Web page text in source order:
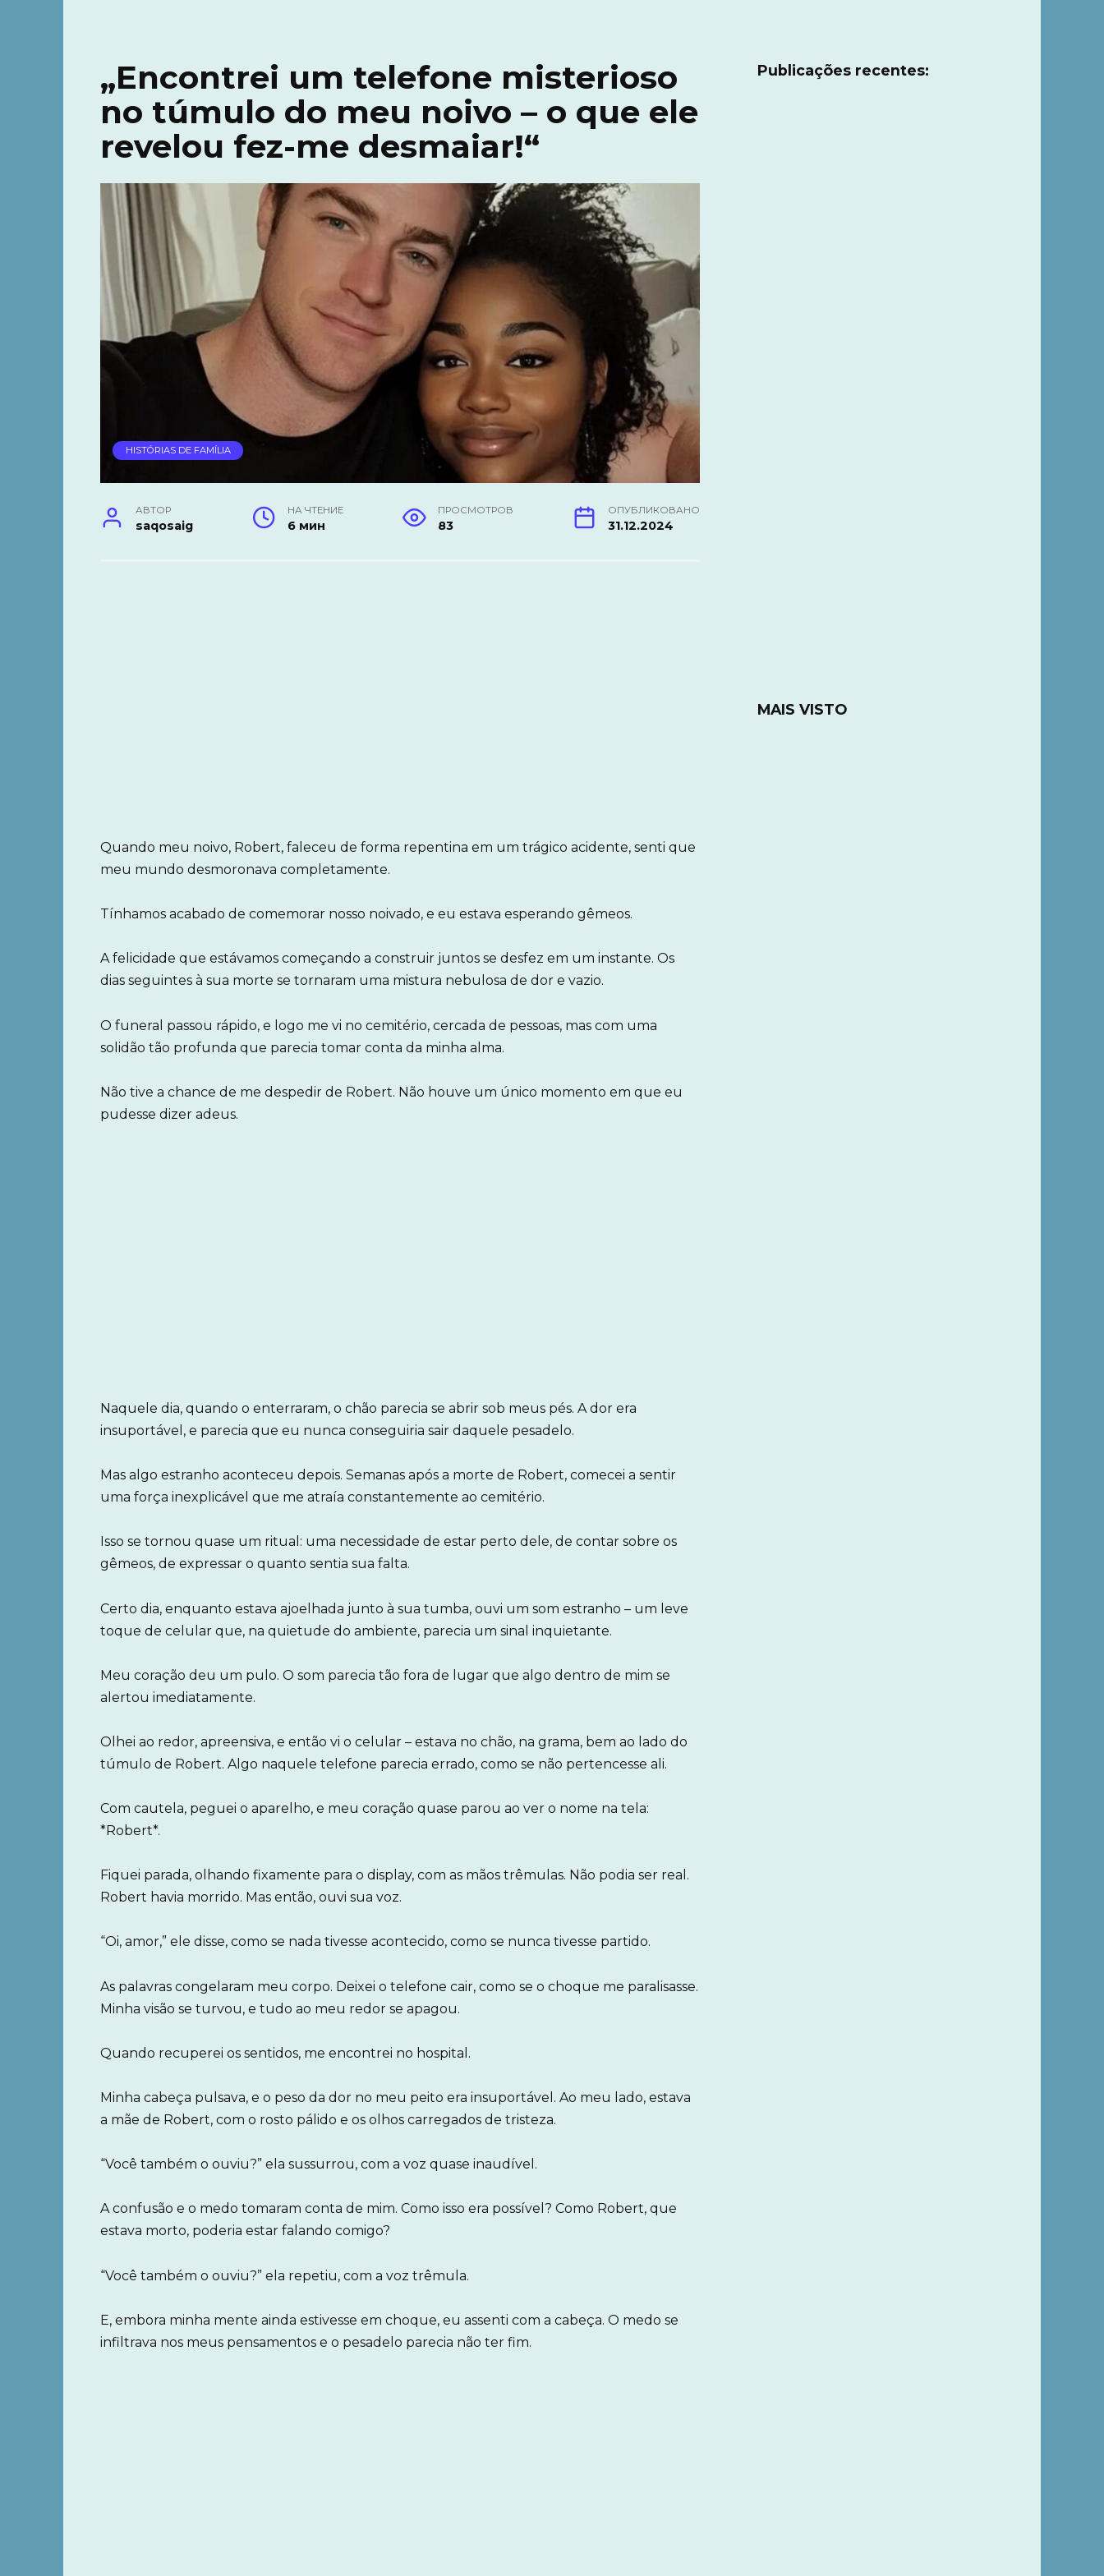
„Encontrei um telefone misterioso
no túmulo do meu noivo – o que ele
revelou fez-me desmaiar!“
HISTÓRIAS DE FAMÍLIA
АВТОР
saqosaig
НА ЧТЕНИЕ
6 мин
ПРОСМОТРОВ
83
ОПУБЛИКОВАНО
31.12.2024
Quando meu noivo, Robert, faleceu de forma repentina em um trágico acidente, senti que
meu mundo desmoronava completamente.
Tínhamos acabado de comemorar nosso noivado, e eu estava esperando gêmeos.
A felicidade que estávamos começando a construir juntos se desfez em um instante. Os
dias seguintes à sua morte se tornaram uma mistura nebulosa de dor e vazio.
O funeral passou rápido, e logo me vi no cemitério, cercada de pessoas, mas com uma
solidão tão profunda que parecia tomar conta da minha alma.
Não tive a chance de me despedir de Robert. Não houve um único momento em que eu
pudesse dizer adeus.
Naquele dia, quando o enterraram, o chão parecia se abrir sob meus pés. A dor era
insuportável, e parecia que eu nunca conseguiria sair daquele pesadelo.
Mas algo estranho aconteceu depois. Semanas após a morte de Robert, comecei a sentir
uma força inexplicável que me atraía constantemente ao cemitério.
Isso se tornou quase um ritual: uma necessidade de estar perto dele, de contar sobre os
gêmeos, de expressar o quanto sentia sua falta.
Certo dia, enquanto estava ajoelhada junto à sua tumba, ouvi um som estranho – um leve
toque de celular que, na quietude do ambiente, parecia um sinal inquietante.
Meu coração deu um pulo. O som parecia tão fora de lugar que algo dentro de mim se
alertou imediatamente.
Olhei ao redor, apreensiva, e então vi o celular – estava no chão, na grama, bem ao lado do
túmulo de Robert. Algo naquele telefone parecia errado, como se não pertencesse ali.
Com cautela, peguei o aparelho, e meu coração quase parou ao ver o nome na tela:
*Robert*.
Fiquei parada, olhando fixamente para o display, com as mãos trêmulas. Não podia ser real.
Robert havia morrido. Mas então, ouvi sua voz.
“Oi, amor,” ele disse, como se nada tivesse acontecido, como se nunca tivesse partido.
As palavras congelaram meu corpo. Deixei o telefone cair, como se o choque me paralisasse.
Minha visão se turvou, e tudo ao meu redor se apagou.
Quando recuperei os sentidos, me encontrei no hospital.
Minha cabeça pulsava, e o peso da dor no meu peito era insuportável. Ao meu lado, estava
a mãe de Robert, com o rosto pálido e os olhos carregados de tristeza.
“Você também o ouviu?” ela sussurrou, com a voz quase inaudível.
A confusão e o medo tomaram conta de mim. Como isso era possível? Como Robert, que
estava morto, poderia estar falando comigo?
“Você também o ouviu?” ela repetiu, com a voz trêmula.
E, embora minha mente ainda estivesse em choque, eu assenti com a cabeça. O medo se
infiltrava nos meus pensamentos e o pesadelo parecia não ter fim.
Publicações recentes:
MAIS VISTO